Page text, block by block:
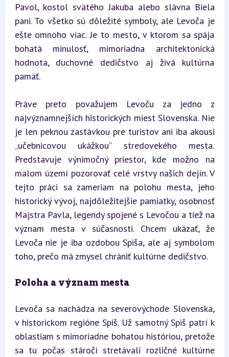
Pavol, kostol svätého Jakuba alebo slávna Biela
pani. To všetko sú dôležité symboly, ale Levoča je
ešte omnoho viac. Je to mesto, v ktorom sa spája
bohatá minulosť, mimoriadna architektonická
hodnota, duchovné dedičstvo aj živá kultúrna
pamäť.
Práve preto považujem Levoču za jedno z
najvýznamnejších historických miest Slovenska. Nie
je len peknou zastávkou pre turistov ani iba akousi
„učebnicovou ukážkou“ stredovekého mesta.
Predstavuje výnimočný priestor, kde možno na
malom území pozorovať celé vrstvy našich dejín. V
tejto práci sa zameriam na polohu mesta, jeho
historický vývoj, najdôležitejšie pamiatky, osobnosť
Majstra Pavla, legendy spojené s Levočou a tiež na
význam mesta v súčasnosti. Chcem ukázať, že
Levoča nie je iba ozdobou Spiša, ale aj symbolom
toho, prečo má zmysel chrániť kultúrne dedičstvo.
Poloha a význam mesta
Levoča sa nachádza na severovýchode Slovenska,
v historickom regióne Spiš. Už samotný Spiš patrí k
oblastiam s mimoriadne bohatou históriou, pretože
sa tu počas stáročí stretávali rozličné kultúrne